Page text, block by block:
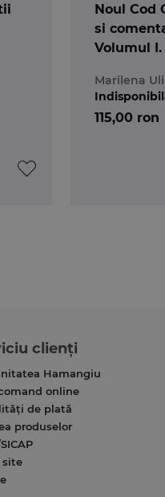
Noul Cod
si
Volumul I.
534)
Marilena
115,00 ron
clienți
Hamangiu
online
de plată
produselor
site